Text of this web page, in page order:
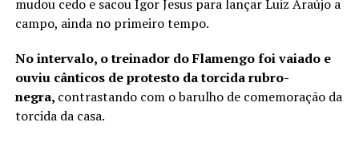
mudou cedo e sacou Igor Jesus para lançar Luiz Araújo a
campo, ainda no primeiro tempo.
No intervalo, o treinador do Flamengo foi vaiado e
ouviu cânticos de protesto da torcida rubro-
negra, contrastando com o barulho de comemoração da
torcida da casa.